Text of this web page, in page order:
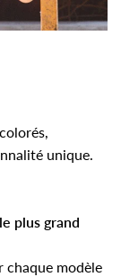
unique.
le plus grand
chaque modèle